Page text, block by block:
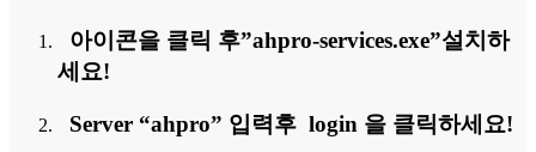
아이콘을 클릭 후”ahpro-services.exe”설치하
세요!
Server “ahpro” 입력후 login 을 클릭하세요!